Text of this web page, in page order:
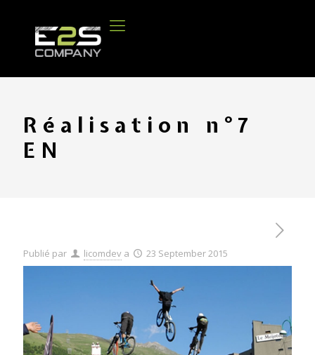
Réalisation n°7
EN
Publié par licomdev a 23 September 2015